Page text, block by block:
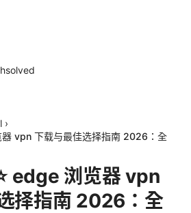
›
vpn 下载与最佳选择指南 2026：全
edge 浏览器 vpn
择指南 2026：全